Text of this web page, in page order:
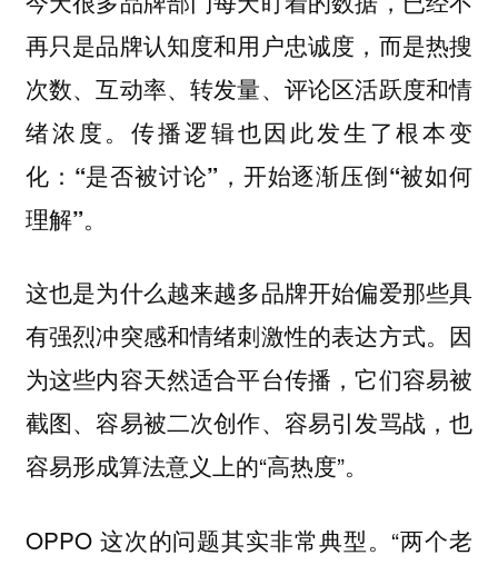
再只是品牌认知度和用户忠诚度，而是热搜
次数、互动率、转发量、评论区活跃度和情
绪浓度。传播逻辑也因此发生了根本变
化： “是否被讨论”，开始逐渐压倒“被如何
理解”。
这也是为什么越来越多品牌开始偏爱那些具
有强烈冲突感和情绪刺激性的表达方式。因
为这些内容天然适合平台传播，它们容易被
截图、容易被二次创作、容易引发骂战，也
容易形成算法意义上的“高热度”。
OPPO 这次的问题其实非常典型。“两个老